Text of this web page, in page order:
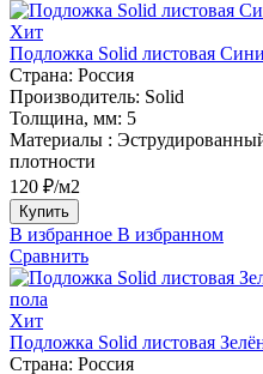
Хит
Подложка Solid листовая
Страна: Россия
Производитель: Solid
Толщина, мм: 5
Материалы :
плотности
120 ₽/м2
Купить
В избранное В избранном
Сравнить
Хит
Подложка Solid листовая
Страна: Россия